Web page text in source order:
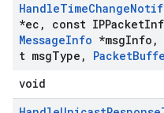
HandleTimeChange
*ec , const IPPacket
MessageInfo *msgInfo ,
t msgType , Packet
void